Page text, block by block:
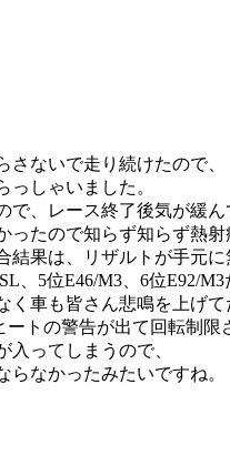
さないで走り続けたので、
しゃいました。
、レース終了後気が緩ん
たので知らず知らず熱射
果は、リザルトが手元に
、5位E46/M3、6位E92/M3
車も皆さん悲鳴を上げて
トの警告が出て回転制限
入ってしまうので、
なかったみたいですね。